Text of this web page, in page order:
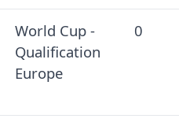
World Cup -
Qualification
Europe
0